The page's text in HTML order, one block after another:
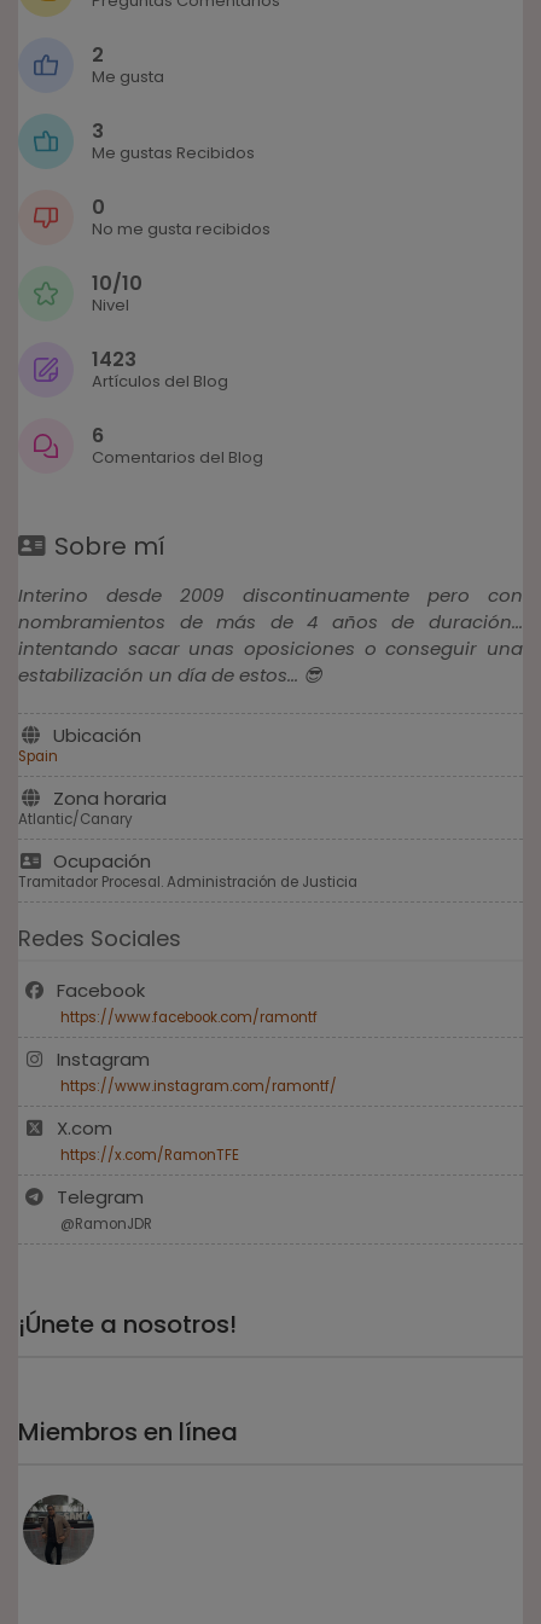
2
Me gusta
3
Me gustas Recibidos
0
No me gusta recibidos
10/10
Nivel
1423
Artículos del Blog
6
Comentarios del Blog
Sobre mí
Interino desde 2009 discontinuamente pero con
nombramientos de más de 4 años de duración...
intentando sacar unas oposiciones o conseguir una
estabilización un día de estos... 😎
Ubicación
Spain
Zona horaria
Atlantic/Canary
Ocupación
Tramitador Procesal. Administración de Justicia
Redes Sociales
Facebook
https://www.facebook.com/ramontf
Instagram
https://www.instagram.com/ramontf/
X.com
https://x.com/RamonTFE
Telegram
@RamonJDR
¡Únete a nosotros!
Miembros en línea